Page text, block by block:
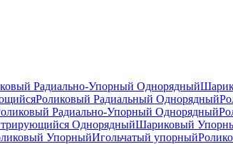
Радиально-Упорный Однорядный
Роликовый Радиальный Однорядный
Радиально-Упорный Однорядный
ОднорядныйШариковый
УпорныйИгольчатый упорный